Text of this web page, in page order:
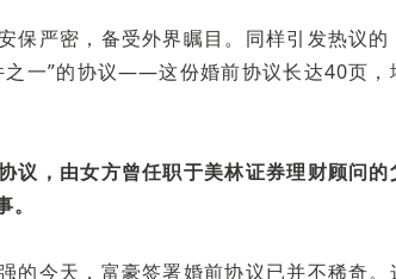
保严密，备受外界瞩目。同样引发热议
之一”的协议——这份婚前协议长达40页，
议，由女方曾任职于美林证券理财顾问的
的今天，富豪签署婚前协议已并不稀奇。